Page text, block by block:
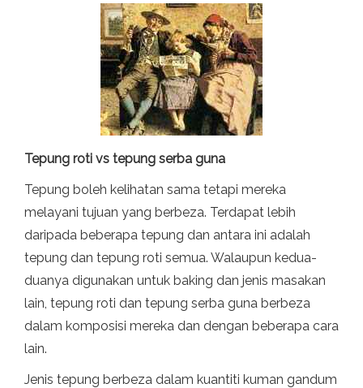
Tepung roti vs tepung serba guna
Tepung boleh kelihatan sama tetapi mereka
melayani tujuan yang berbeza. Terdapat lebih
daripada beberapa tepung dan antara ini adalah
tepung dan tepung roti semua. Walaupun kedua-
duanya digunakan untuk baking dan jenis masakan
lain, tepung roti dan tepung serba guna berbeza
dalam komposisi mereka dan dengan beberapa cara
lain.
Jenis tepung berbeza dalam kuantiti kuman gandum